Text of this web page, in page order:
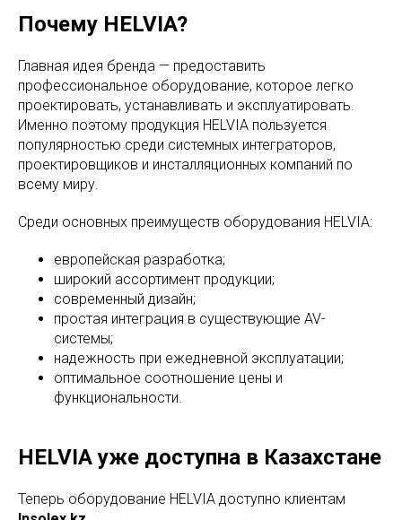
Почему HELVIA?
Главная идея бренда — предоставить
профессиональное оборудование, которое легко
проектировать, устанавливать и эксплуатировать.
Именно поэтому продукция HELVIA пользуется
популярностью среди системных интеграторов,
проектировщиков и инсталляционных компаний по
всему миру.
Среди основных преимуществ оборудования HELVIA:
европейская разработка;
широкий ассортимент продукции;
современный дизайн;
простая интеграция в существующие AV-
системы;
надежность при ежедневной эксплуатации;
оптимальное соотношение цены и
функциональности.
HELVIA уже доступна в Казахстане
Теперь оборудование HELVIA доступно клиентам